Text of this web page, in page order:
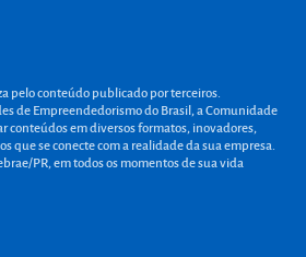
pelo conteúdo publicado por terceiros.
de Empreendedorismo do Brasil, a Comunidade
conteúdos em diversos formatos, inovadores,
que se conecte com a realidade da sua empresa.
PR, em todos os momentos de sua vida